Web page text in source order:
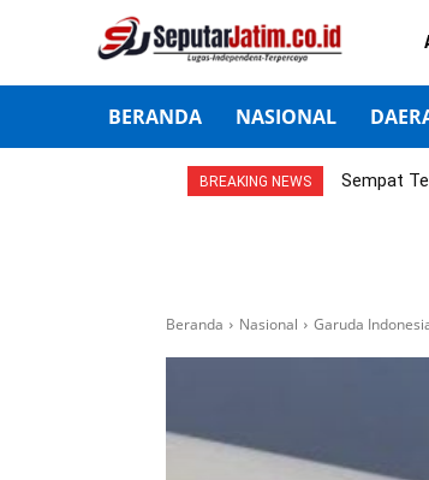
BERANDA NASIONAL
BREAKING NEWS Sempat
Beranda Nasional Garuda